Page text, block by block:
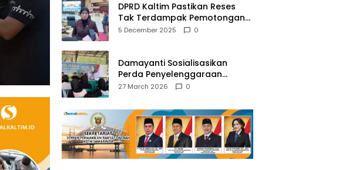
DPRD Kaltim Pastikan Reses
Tak Terdampak Pemotongan
Transfer Dana Pusat
5 December 2025 0
Damayanti Sosialisasikan
Perda Penyelenggaraan
Pendidikan Pancasila dan
27 March 2026 0